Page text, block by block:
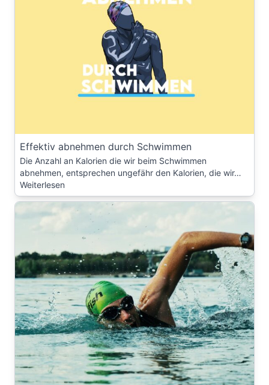
Effektiv abnehmen durch Schwimmen
Die Anzahl an Kalorien die wir beim Schwimmen
abnehmen, entsprechen ungefähr den Kalorien, die wir…
Weiterlesen